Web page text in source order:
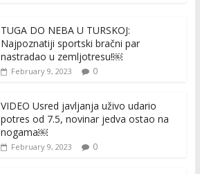
TUGA DO NEBA U TURSKOJ:
Najpoznatiji sportski bračni par
nastradao u zemljotresu!￼
February 9, 2023 0
VIDEO Usred javljanja uživo udario
potres od 7.5, novinar jedva ostao na
nogama￼
February 9, 2023 0